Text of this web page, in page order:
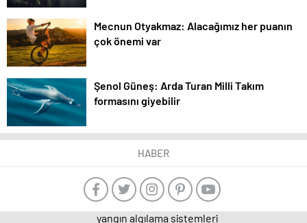
Mecnun Otyakmaz: Alacağımız her puanın
çok önemi var
Şenol Güneş: Arda Turan Milli Takım
formasını giyebilir
HABER
yangın algılama sistemleri